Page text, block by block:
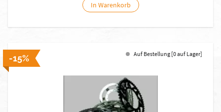
In Warenkorb
-15% Auf Bestellung [0 auf Lager]